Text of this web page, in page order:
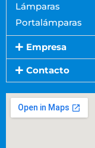
Lámparas
Portalámparas
Empresa
Contacto